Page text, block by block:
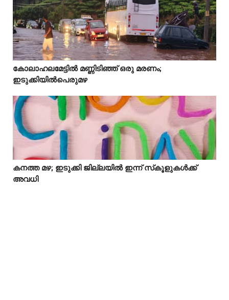
  
കോലാഹലമേട്ടിൽ മണ്ണിടിഞ്ഞ് ഒരു മരണം;
ഇടുക്കിയിൽപെരുമഴ
  
Idukki
കനത്ത മഴ; ഇടുക്കി ജില്ലയിൽ ഇന്ന് സ്‌കൂളുകൾക്ക്
അവധി